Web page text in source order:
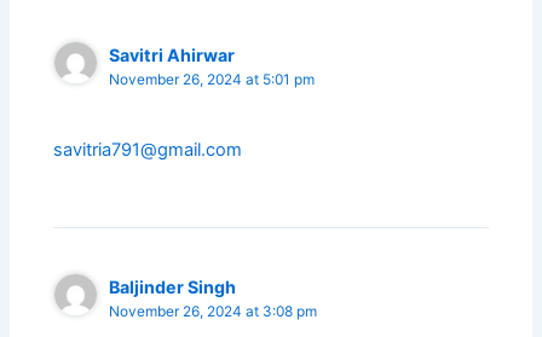
Savitri Ahirwar
November 26, 2024 at 5:01 pm
savitria791@gmail.com
Baljinder Singh
November 26, 2024 at 3:08 pm